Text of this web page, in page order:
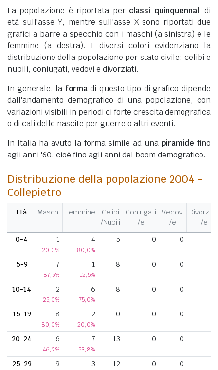
La popolazione è riportata per classi quinquennali di
età sull'asse Y, mentre sull'asse X sono riportati due
grafici a barre a specchio con i maschi (a sinistra) e le
femmine (a destra). I diversi colori evidenziano la
distribuzione della popolazione per stato civile: celibi e
nubili, coniugati, vedovi e divorziati.
In generale, la formadi questo tipo di grafico dipende
dall'andamento demografico di una popolazione, con
variazioni visibili in periodi di forte crescita demografica
o di cali delle nascite per guerre o altri eventi.
In Italia ha avuto la forma simile ad una piramide fino
agli anni '60, cioè fino agli anni del boom demografico.
Distribuzione della popolazione 2004 -
Collepietro
Età Maschi Femmine
Celibi
/Nubili
Coniugati
/e
Vedovi
/e
/e
0-4
1
20,0%
4
80,0%
5 0 0
5-9 7
87,5%
1
12,5%
8 0 0
10-14 2
25,0%
6
75,0%
8 0 0
15-19 8
80,0%
2
20,0%
10 0 0
20-24 6
46,2%
7
53,8%
13 0 0
25-29 9 3 12 0 0